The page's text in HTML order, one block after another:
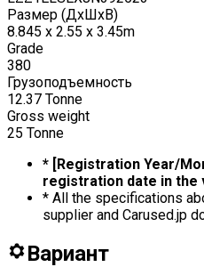
Размер (ДxШxВ)
8.845 x 2.55 x 3.45m
Grade
380
Грузоподъемность
12.37 Tonne
Gross weight
25 Tonne
* [Registration Year/
registration date in the
* All the specifications
supplier and Carused.jp
Вариант